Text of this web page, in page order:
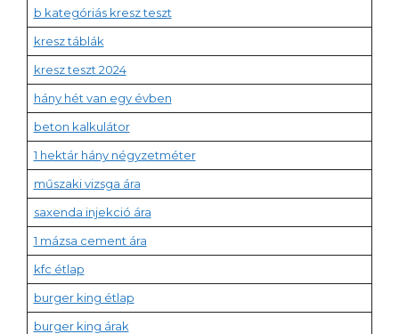
b kategóriás kresz teszt
kresz táblák
kresz teszt 2024
hány hét van egy évben
beton kalkulátor
1 hektár hány négyzetméter
műszaki vizsga ára
saxenda injekció ára
1 mázsa cement ára
kfc étlap
burger king étlap
burger king árak